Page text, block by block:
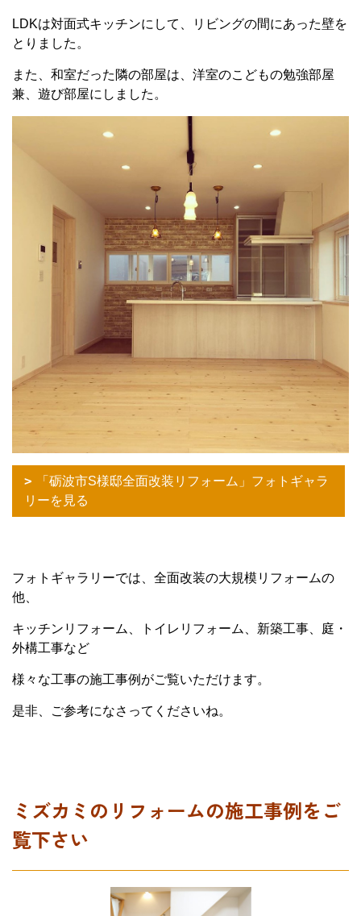
LDKは対面式キッチンにして、リビングの間にあった壁を
とりました。
また、和室だった隣の部屋は、洋室のこどもの勉強部屋
兼、遊び部屋にしました。
「砺波市S様邸全面改装リフォーム」フォトギャラ
リーを見る
フォトギャラリーでは、全面改装の大規模リフォームの
他、
キッチンリフォーム、トイレリフォーム、新築工事、庭・
外構工事など
様々な工事の施工事例がご覧いただけます。
是非、ご参考になさってくださいね。
ミズカミのリフォームの施工事例をご
覧下さい